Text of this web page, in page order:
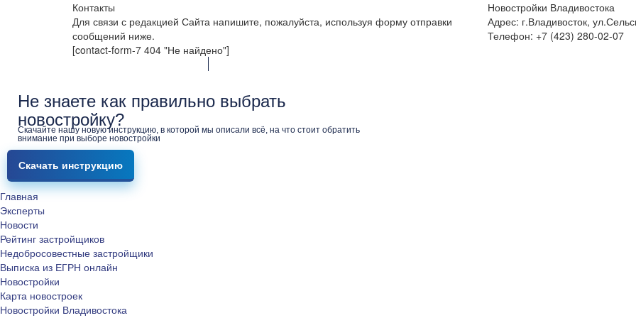
Контакты
Для связи с редакцией Сайта напишите, пожалуйста, используя форму отправки
сообщений ниже.
[contact-form-7 404 "Не найдено"]
Новостройки Владивостока
Адрес: г.Владивосток,
Телефон: +7 (423) 280-02-07
Не знаете как правильно выбрать
новостройку?
Скачайте нашу новую инструкцию, в которой мы описали всё, на что стоит обратить
внимание при выборе новостройки
Скачать инструкцию
Главная
Эксперты
Новости
Рейтинг застройщиков
Недобросовестные застройщики
Выписка из ЕГРН онлайн
Новостройки
Карта новостроек
Новостройки Владивостока